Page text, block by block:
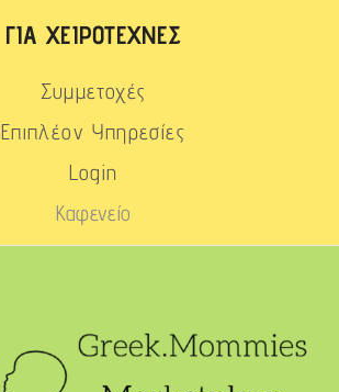
ΓΙΑ ΧΕΙΡΟΤΈΧΝΕΣ
Συμμετοχές
Επιπλέον Υπηρεσίες
Login
Καφενείο